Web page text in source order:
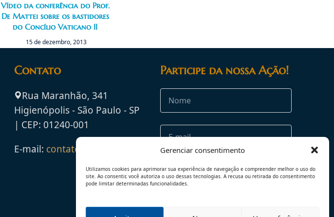
Gerenciar consentimento
Utilizamos cookies para aprimorar sua experiência de navegação e compreender melhor o uso do
site. Ao consentir, você autoriza o uso dessas tecnologias. A recusa ou retirada do consentimento
pode limitar determinadas funcionalidades.
Vídeo da conferência do Prof.
De Mattei sobre os bastidores
do Concílio Vaticano II
15 de dezembro, 2013
Contato
Rua Maranhão, 341
Higienópolis - São Paulo - SP
| CEP: 01240-001
E-mail: contato@ipco.org.br
Participe da nossa Ação!